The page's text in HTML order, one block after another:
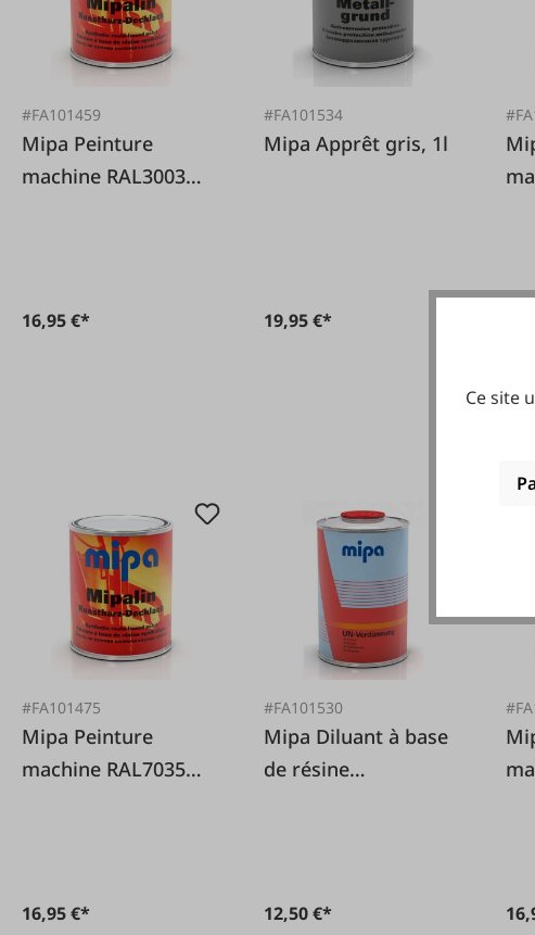
#FA101459
Mipa Peinture
machine RAL3003
16,95 €*
#FA101534
Mipa Apprêt gris, 1l
19,95 €*
Mipa
#FA101475
Mipa Peinture
machine RAL7035
16,95 €*
#FA101530
Mipa Diluant à base
de résine
12,50 €*
Mipa
Ce site